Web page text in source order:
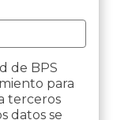
de BPS
para
terceros
datos se